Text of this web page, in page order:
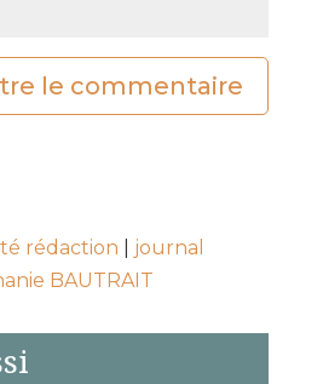
le commentaire
rédaction
journal
BAUTRAIT